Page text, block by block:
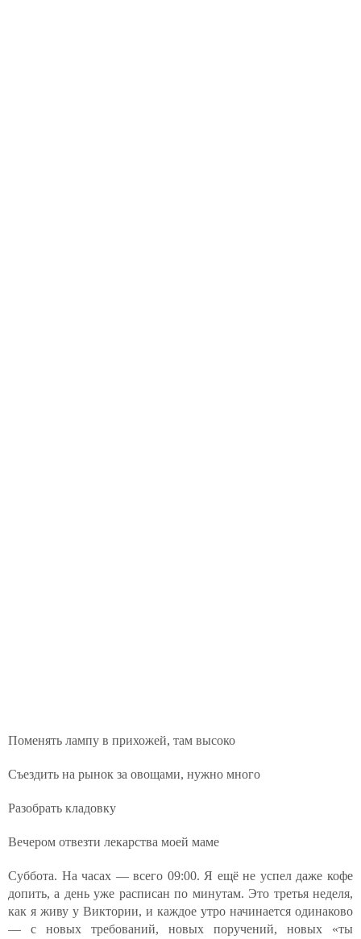
Поменять лампу в прихожей, там высоко
Съездить на рынок за овощами, нужно много
Разобрать кладовку
Вечером отвезти лекарства моей маме
Суббота. На часах — всего 09:00. Я ещё не успел даже кофе
допить, а день уже расписан по минутам. Это третья неделя,
как я живу у Виктории, и каждое утро начинается одинаково
— с новых требований, новых поручений, новых «ты